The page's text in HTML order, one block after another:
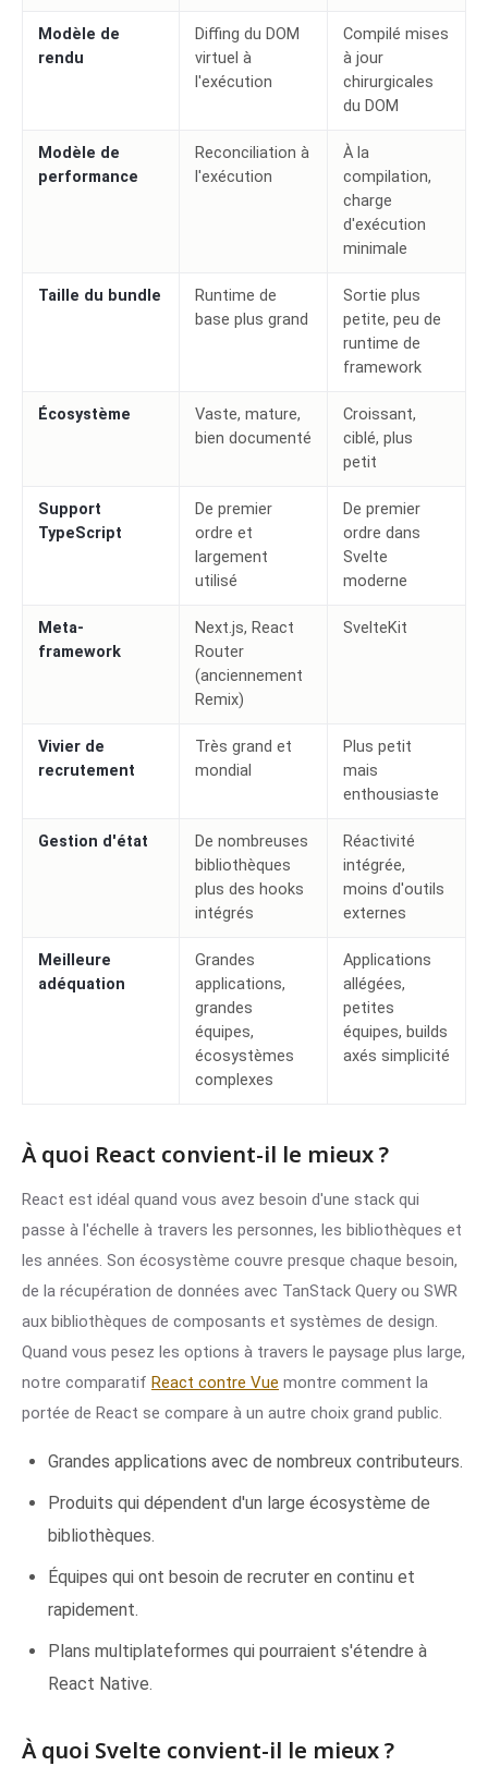
Modèle de
rendu
Diffing du DOM
virtuel à
l'exécution
Compilé mises
à jour
chirurgicales
du DOM
Modèle de
performance
Reconciliation à
l'exécution
À la
compilation,
charge
d'exécution
minimale
Taille du bundle
Runtime de
base plus grand
Sortie plus
petite, peu de
runtime de
framework
Écosystème
Vaste, mature,
bien documenté
Croissant,
ciblé, plus
petit
Support
TypeScript
De premier
ordre et
largement
utilisé
De premier
ordre dans
Svelte
moderne
Meta-
framework
Next.js, React
Router
(anciennement
Remix)
SvelteKit
Vivier de
recrutement
Très grand et
mondial
Plus petit
mais
enthousiaste
Gestion d'état
De nombreuses
bibliothèques
plus des hooks
intégrés
Réactivité
intégrée,
moins d'outils
externes
Meilleure
adéquation
Grandes
applications,
grandes
équipes,
écosystèmes
complexes
Applications
allégées,
petites
équipes, builds
axés simplicité
À quoi React convient-il le mieux ?
React est idéal quand vous avez besoin d'une stack qui
passe à l'échelle à travers les personnes, les bibliothèques et
les années. Son écosystème couvre presque chaque besoin,
de la récupération de données avec TanStack Query ou SWR
aux bibliothèques de composants et systèmes de design.
Quand vous pesez les options à travers le paysage plus large,
notre comparatif React contre Vue montre comment la
portée de React se compare à un autre choix grand public.
Grandes applications avec de nombreux contributeurs.
Produits qui dépendent d'un large écosystème de
bibliothèques.
Équipes qui ont besoin de recruter en continu et
rapidement.
Plans multiplateformes qui pourraient s'étendre à
React Native.
À quoi Svelte convient-il le mieux ?